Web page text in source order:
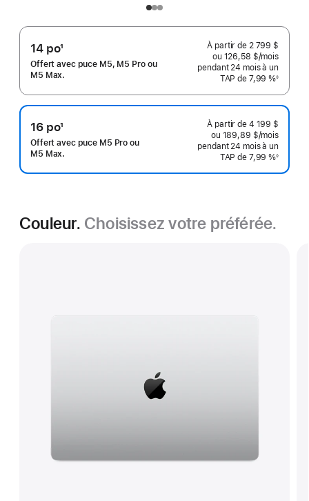
14 po
Note
de
bas
de
page
1
Offert avec puce M5, M5 Pro ou
M5 Max.
À partir de 2 799 $
ou 126,58 $/mois
pendant 24 moismois
à un
TAP de 7,99 %
bas
◊
16 po
Note
de
bas
1
Offert avec puce M5 Pro ou
M5 Max.
À partir de 4 199 $
ou 189,89 $/mois
pendant 24 moismois
à un
TAP de 7,99 %
bas
◊
Couleur. Choisissez votre préférée.